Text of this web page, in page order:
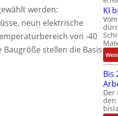
werden:
neun elektrische
von -40
stellen die Basis
KI
Bis
Der
den